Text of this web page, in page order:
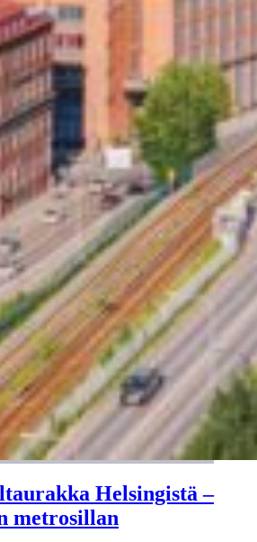
Helsingistä –
metrosillan